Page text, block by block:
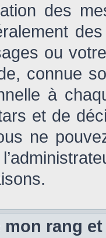
des
ou
connue
à
et de
ne
mon rang